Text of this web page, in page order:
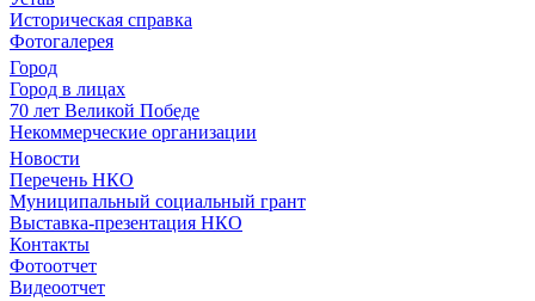
Историческая справка
Фотогалерея
Город
Город в лицах
70 лет Великой Победе
Некоммерческие организации
Новости
Перечень НКО
Муниципальный социальный грант
Выставка-презентация НКО
Контакты
Фотоотчет
Видеоотчет